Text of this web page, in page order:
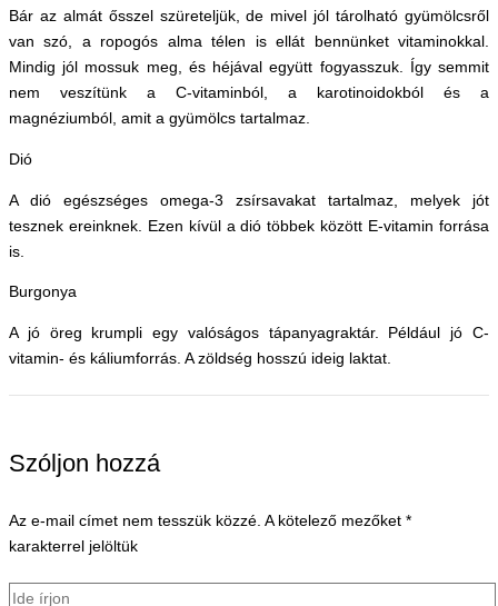
Bár az almát ősszel szüreteljük, de mivel jól tárolható gyümölcsről
van szó, a ropogós alma télen is ellát bennünket vitaminokkal.
Mindig jól mossuk meg, és héjával együtt fogyasszuk. Így semmit
nem veszítünk a C-vitaminból, a karotinoidokból és a
magnéziumból, amit a gyümölcs tartalmaz.
Dió
A dió egészséges omega-3 zsírsavakat tartalmaz, melyek jót
tesznek ereinknek. Ezen kívül a dió többek között E-vitamin forrása
is.
Burgonya
A jó öreg krumpli egy valóságos tápanyagraktár. Például jó C-
vitamin- és káliumforrás. A zöldség hosszú ideig laktat.
Szóljon hozzá
Az e-mail címet nem tesszük közzé. A kötelező mezőket *
karakterrel jelöltük
Ide